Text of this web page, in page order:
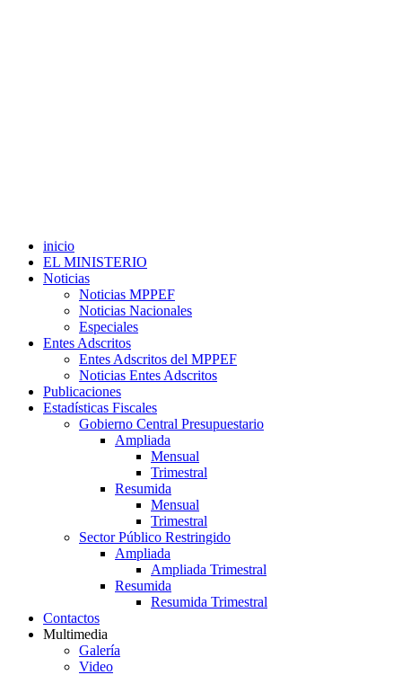
inicio
EL MINISTERIO
Noticias
Noticias MPPEF
Noticias Nacionales
Especiales
Entes Adscritos
Entes Adscritos del MPPEF
Noticias Entes Adscritos
Publicaciones
Estadísticas Fiscales
Gobierno Central Presupuestario
Ampliada
Mensual
Trimestral
Resumida
Mensual
Trimestral
Sector Público Restringido
Ampliada
Ampliada Trimestral
Resumida
Resumida Trimestral
Contactos
Multimedia
Galería
Video